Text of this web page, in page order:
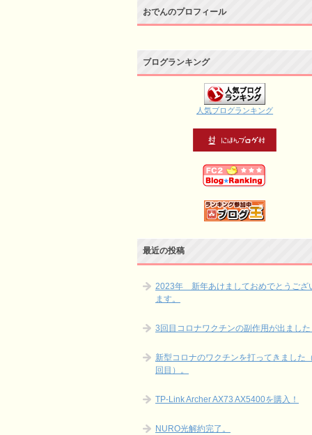
おでんのプロフィール
ブログランキング
人気ブログランキング
最近の投稿
2023年 新年あけましておめでとうござ
ます。
3回目コロナワクチンの副作用が出まし
新型コロナのワクチンを打ってきました
回目）。
TP-Link Archer AX73 AX5400を購入！
NURO光解約完了。